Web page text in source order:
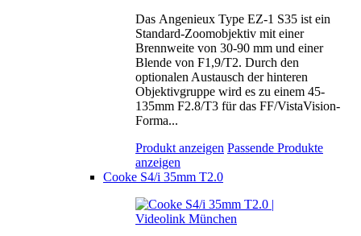
Das Angenieux Type EZ-1 S35 ist ein
Standard-Zoomobjektiv mit einer
Brennweite von 30-90 mm und einer
Blende von F1,9/T2. Durch den
optionalen Austausch der hinteren
Objektivgruppe wird es zu einem 45-
135mm F2.8/T3 für das FF/VistaVision-
Forma...
Produkt anzeigen Passende Produkte
anzeigen
Cooke S4/i 35mm T2.0